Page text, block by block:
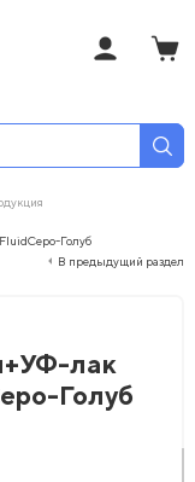
Голуб
В предыдущий раздел
лак
Голуб